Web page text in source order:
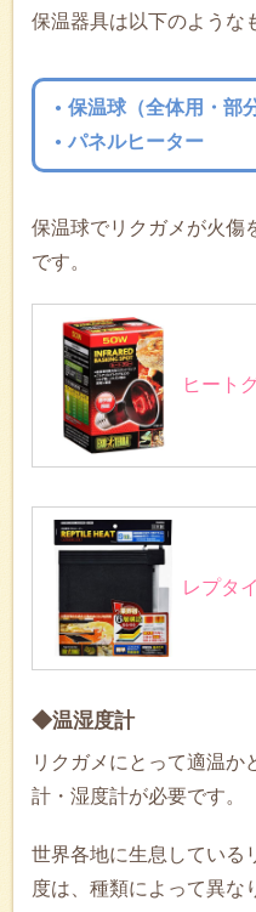
保温器具は以下のような
保温球（全体用・部
パネルヒーター
保温球でリクガメが火傷
です。
ヒート
レプタ
◆温湿度計
リクガメにとって適温か
計・湿度計が必要です。
世界各地に生息している
度は、種類によって異な